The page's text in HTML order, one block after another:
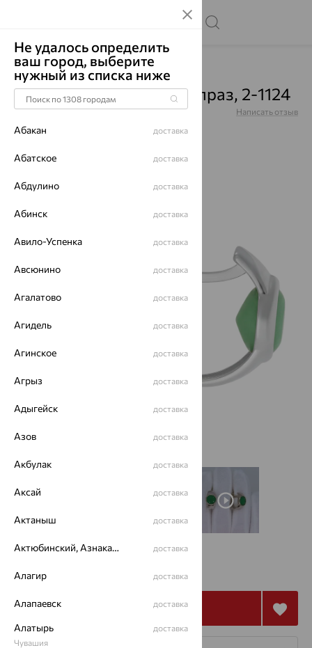
Главная Каталог Серьги Хризопраз
Серьги, серебро, хризопраз, 2-1124
Артикул:2-1124 Написать отзыв
4 198
Купить
Не удалось определить
ваш город, выберите
нужный из списка ниже
Абакан доставка
Абатское доставка
Абдулино доставка
Абинск доставка
Авило-Успенка доставка
Авсюнино доставка
Агалатово доставка
Агидель доставка
Агинское доставка
Агрыз доставка
Адыгейск доставка
Азов доставка
Акбулак доставка
Аксай доставка
Актаныш доставка
Актюбинский, Азнакаевский район доставка
Алагир доставка
Алапаевск доставка
Алатырь
Чувашия
доставка